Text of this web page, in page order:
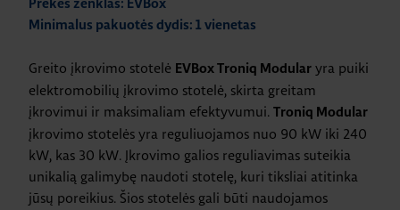
Prekės ženklas: EVBox
Minimalus pakuotės dydis: 1 vienetas
Greito įkrovimo stotelė EVBox Troniq Modular yra puiki
elektromobilių įkrovimo stotelė, skirta greitam
įkrovimui ir maksimaliam efektyvumui. Troniq Modular
įkrovimo stotelės yra reguliuojamos nuo 90 kW iki 240
kW, kas 30 kW. Įkrovimo galios reguliavimas suteikia
unikalią galimybę naudoti stotelę, kuri tiksliai atitinka
jūsų poreikius. Šios stotelės gali būti naudojamos